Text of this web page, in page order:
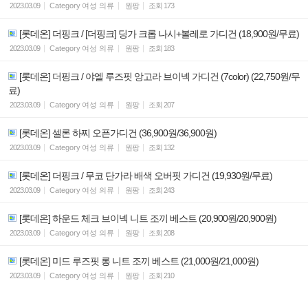
2023.03.09 Category 여성 의류 원팡 조회 173
[롯데온] 더핑크 / [더핑크] 딩가 크롭 나시+볼레로 가디건 (18,900원/무료)
2023.03.09 Category 여성 의류 원팡 조회 183
[롯데온] 더핑크 / 야엘 루즈핏 앙고라 브이넥 가디건 (7color) (22,750원/무
료)
2023.03.09 Category 여성 의류 원팡 조회 207
[롯데온] 셀론 하찌 오픈가디건 (36,900원/36,900원)
2023.03.09 Category 여성 의류 원팡 조회 132
[롯데온] 더핑크 / 무코 단가라 배색 오버핏 가디건 (19,930원/무료)
2023.03.09 Category 여성 의류 원팡 조회 243
[롯데온] 하운드 체크 브이넥 니트 조끼 베스트 (20,900원/20,900원)
2023.03.09 Category 여성 의류 원팡 조회 208
[롯데온] 미드 루즈핏 롱 니트 조끼 베스트 (21,000원/21,000원)
2023.03.09 Category 여성 의류 원팡 조회 210